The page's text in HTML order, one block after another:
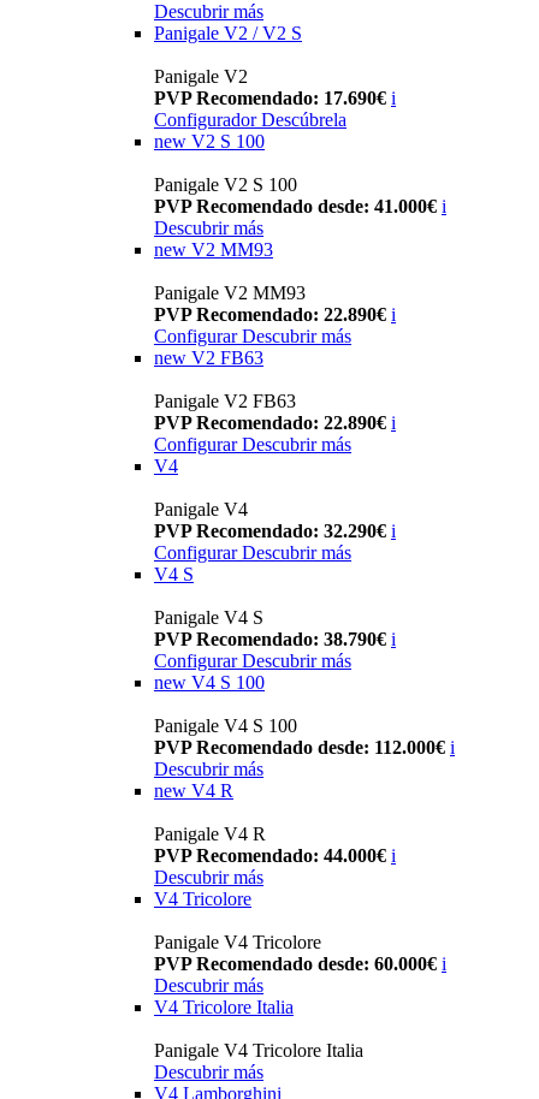
Descubrir más
Panigale V2 / V2 S
Panigale V2
PVP Recomendado: 17.690€ i
Configurador Descúbrela
new V2 S 100
Panigale V2 S 100
PVP Recomendado desde: 41.000€ i
Descubrir más
new V2 MM93
Panigale V2 MM93
PVP Recomendado: 22.890€ i
Configurar Descubrir más
new V2 FB63
Panigale V2 FB63
PVP Recomendado: 22.890€ i
Configurar Descubrir más
V4
Panigale V4
PVP Recomendado: 32.290€ i
Configurar Descubrir más
V4 S
Panigale V4 S
PVP Recomendado: 38.790€ i
Configurar Descubrir más
new V4 S 100
Panigale V4 S 100
PVP Recomendado desde: 112.000€ i
Descubrir más
new V4 R
Panigale V4 R
PVP Recomendado: 44.000€ i
Descubrir más
V4 Tricolore
Panigale V4 Tricolore
PVP Recomendado desde: 60.000€ i
Descubrir más
V4 Tricolore Italia
Panigale V4 Tricolore Italia
Descubrir más
V4 Lamborghini